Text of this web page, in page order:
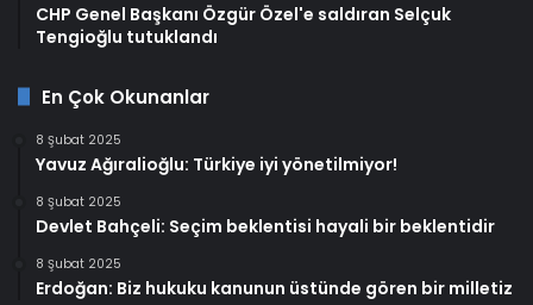
CHP Genel Başkanı Özgür Özel'e saldıran Selçuk
Tengioğlu tutuklandı
En Çok Okunanlar
8 Şubat 2025
Yavuz Ağıralioğlu: Türkiye iyi yönetilmiyor!
8 Şubat 2025
Devlet Bahçeli: Seçim beklentisi hayali bir beklentidir
8 Şubat 2025
Erdoğan: Biz hukuku kanunun üstünde gören bir milletiz